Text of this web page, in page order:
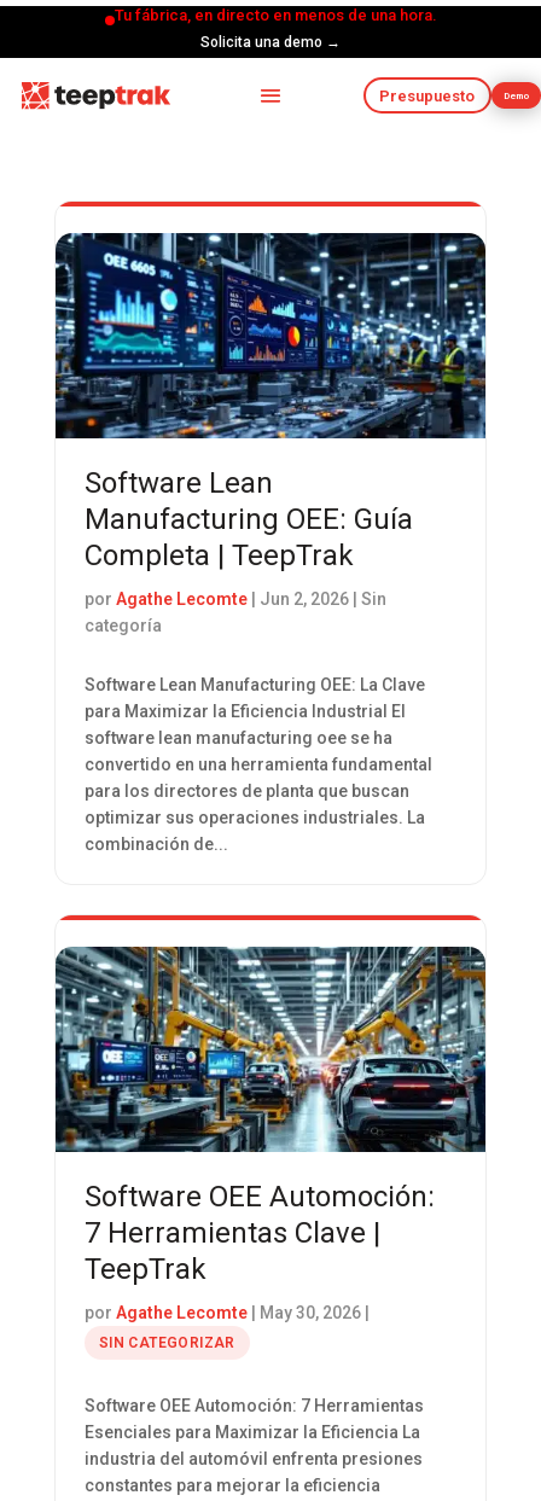
Tu fábrica, en directo en menos de una hora.
Solicita una demo →
Presupuesto Demo
Software Lean
Manufacturing OEE: Guía
Completa | TeepTrak
por Agathe Lecomte| Jun 2, 2026| Sin
categoría
Software Lean Manufacturing OEE: La Clave
para Maximizar la Eficiencia Industrial El
software lean manufacturing oee se ha
convertido en una herramienta fundamental
para los directores de planta que buscan
optimizar sus operaciones industriales. La
combinación de...
Software OEE Automoción:
7 Herramientas Clave |
TeepTrak
por Agathe Lecomte| May 30, 2026|
SIN CATEGORIZAR
Software OEE Automoción: 7 Herramientas
Esenciales para Maximizar la Eficiencia La
industria del automóvil enfrenta presiones
constantes para mejorar la eficiencia